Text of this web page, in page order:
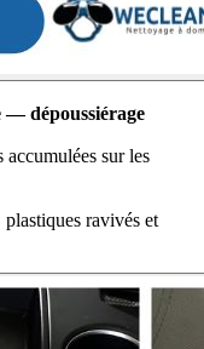
— dépoussiérage
accumulées sur les
ravivés et